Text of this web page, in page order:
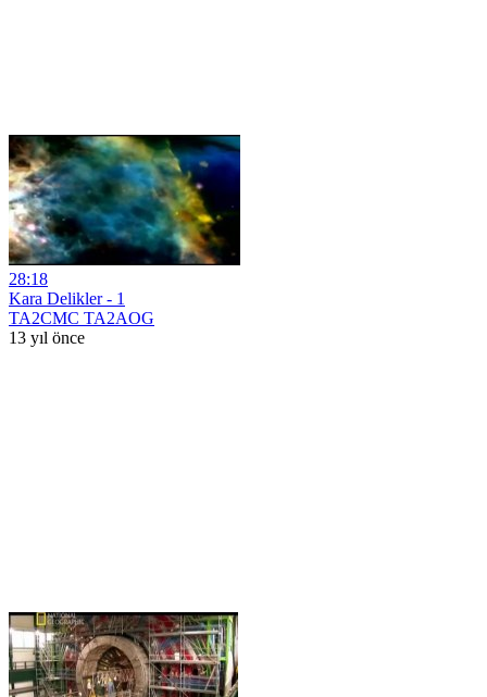
28:18
Kara Delikler - 1
TA2CMC TA2AOG
13 yıl önce